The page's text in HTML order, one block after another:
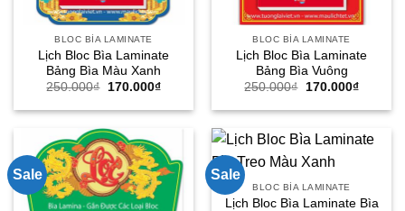
BLOC BÌA LAMINATE
Lịch Bloc Bìa Laminate
Bảng Bìa Màu Xanh
250.000₫
Giá
là:
170.000₫Giá
tại
170.000₫.
BLOC BÌA LAMINATE
Lịch Bloc Bìa Laminate
Bảng Bìa Vuông
250.000₫
Giá
là:
170.000₫Giá
tại
Sale Sale
BLOC BÌA LAMINATE
Lịch Bloc Bìa Laminate Bìa